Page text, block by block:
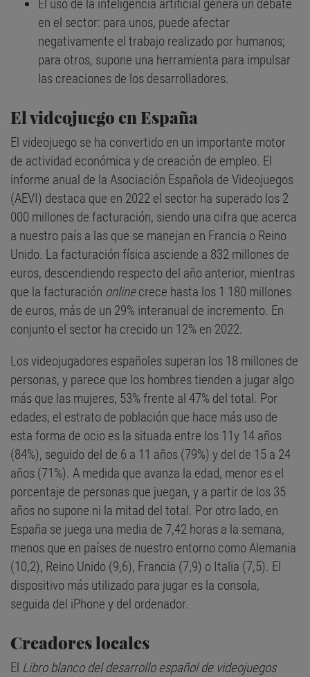
El uso de la inteligencia artificial genera un debate
en el sector: para unos, puede afectar
negativamente el trabajo realizado por humanos;
para otros, supone una herramienta para impulsar
las creaciones de los desarrolladores.
El videojuego en España
El videojuego se ha convertido en un importante motor
de actividad económica y de creación de empleo. El
informe anual de la Asociación Española de Videojuegos
(AEVI) destaca que en 2022 el sector ha superado los 2
000 millones de facturación, siendo una cifra que acerca
a nuestro país a las que se manejan en Francia o Reino
Unido. La facturación física asciende a 832 millones de
euros, descendiendo respecto del año anterior, mientras
que la facturación onlinecrece hasta los 1 180 millones
de euros, más de un 29% interanual de incremento. En
conjunto el sector ha crecido un 12% en 2022.
Los videojugadores españoles superan los 18 millones de
personas, y parece que los hombres tienden a jugar algo
más que las mujeres, 53% frente al 47% del total. Por
edades, el estrato de población que hace más uso de
esta forma de ocio es la situada entre los 11y 14 años
(84%), seguido del de 6 a 11 años (79%) y del de 15 a 24
años (71%). A medida que avanza la edad, menor es el
porcentaje de personas que juegan, y a partir de los 35
años no supone ni la mitad del total. Por otro lado, en
España se juega una media de 7,42 horas a la semana,
menos que en países de nuestro entorno como Alemania
(10,2), Reino Unido (9,6), Francia (7,9) o Italia (7,5). El
dispositivo más utilizado para jugar es la consola,
seguida del iPhone y del ordenador.
Creadores locales
El Libro blanco del desarrollo español de videojuegos